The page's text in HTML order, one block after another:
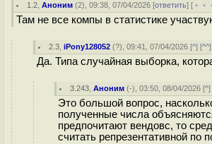
1.2 ,Аноним (2), 09:38, 07/04/2026 [ответить] [
Там не все компы в статистике
2.3 ,iPony128052 (?), 09:41, 07/04/2026 [^] [^^
Да. Типа случайная выборка,
3.243 ,Аноним (-), 03:50, 08/04/2026 [^]
Это большой вопрос,
полученные числа
предпочитают вендовс, то
считать репрезентативной по